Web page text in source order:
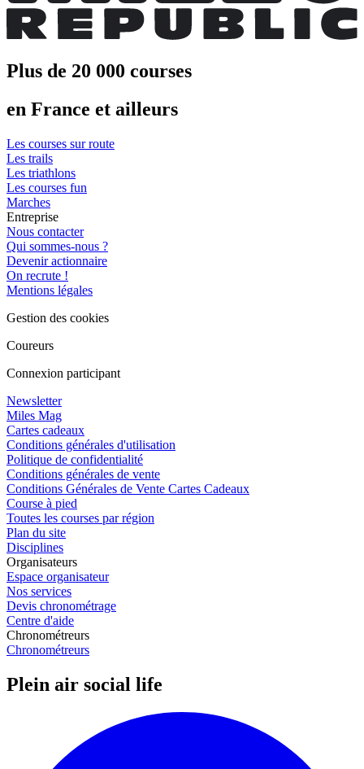
Plus de 20 000 courses
en France et ailleurs
Les courses sur route
Les trails
Les triathlons
Les courses fun
Marches
Entreprise
Nous contacter
Qui sommes-nous ?
Devenir actionnaire
On recrute !
Mentions légales
Gestion des cookies
Coureurs
Connexion participant
Newsletter
Miles Mag
Cartes cadeaux
Conditions générales d'utilisation
Politique de confidentialité
Conditions générales de vente
Conditions Générales de Vente Cartes Cadeaux
Course à pied
Toutes les courses par région
Plan du site
Disciplines
Organisateurs
Espace organisateur
Nos services
Devis chronométrage
Centre d'aide
Chronométreurs
Chronométreurs
Plein air social life